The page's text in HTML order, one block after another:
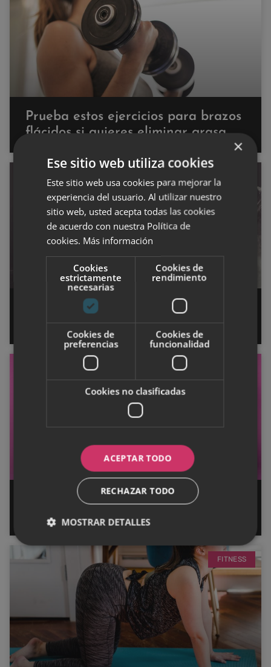
Prueba estos ejercicios para brazos
flácidos si quieres eliminar grasa
Descubre los beneficios de la danza
Los mejores ejercicios con gomas
para tonificar hombros
FITNESS
×
Ese sitio web utiliza cookies
Este sitio web usa cookies para mejorar la
experiencia del usuario. Al utilizar nuestro
sitio web, usted acepta todas las cookies
de acuerdo con nuestra Política de
cookies. Más información
Cookies
estrictamente
necesarias
Cookies de
rendimiento
Cookies de
preferencias
Cookies de
funcionalidad
Cookies no clasificadas
ACEPTAR TODO
RECHAZAR TODO
MOSTRAR DETALLES